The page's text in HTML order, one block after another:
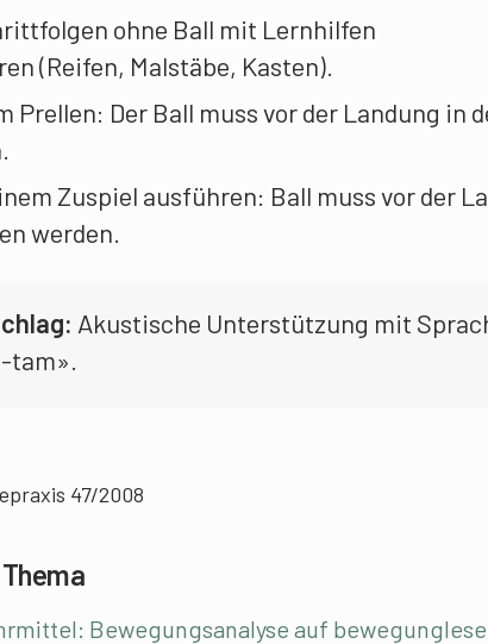
ohne Ball mit Lernhilfen
(Reifen, Malstäbe, Kasten).
Prellen: Der Ball muss vor der Landung in
Zuspiel ausführen: Ball muss vor der
werden.
Akustische Unterstützung mit
47/2008
Bewegungsanalyse auf